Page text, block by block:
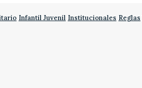
Infantil Juvenil Institucionales Reglas